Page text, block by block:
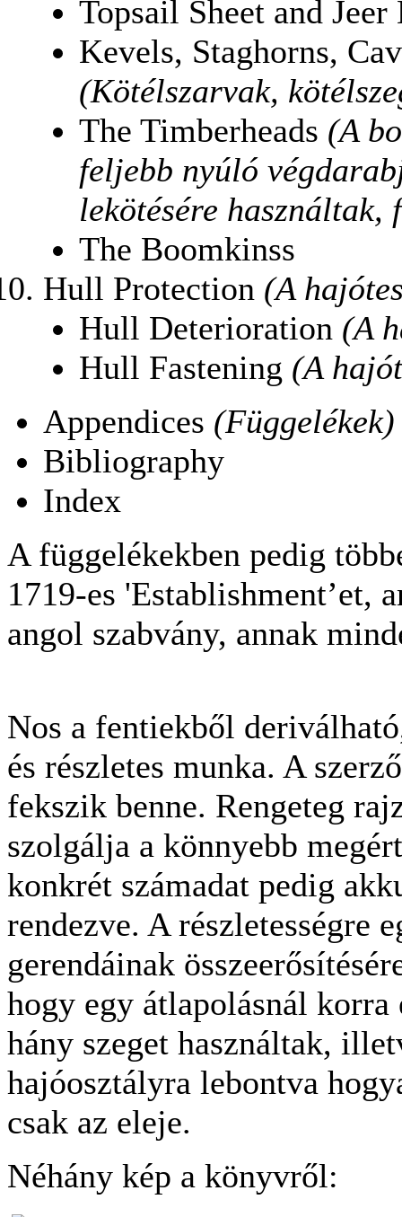
Topsail Sheet and
Kevels, Staghorns,
(Kötélszarvak,
The Timberheads (A
feljebb nyúló
lekötésére használtak,
The Boomkinss
Hull Protection (A
Hull Deterioration (A
Hull Fastening (A
Appendices (Függelékek)
Bibliography
Index
A függelékekben pedig
1719-es 'Establishment’et,
angol szabvány, annak
Nos a fentiekből
és részletes munka. A
fekszik benne. Rengeteg
szolgálja a könnyebb
konkrét számadat pedig
rendezve. A részletességre
gerendáinak
hogy egy átlapolásnál
hány szeget használtak,
hajóosztályra lebontva
csak az eleje.
Néhány kép a könyvről: